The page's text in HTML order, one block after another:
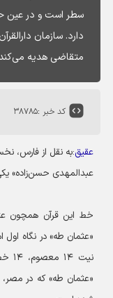
دارد. سازمان
متقاضی هدیه می‌کند.
کد خبر :۳۸۷۸۵
عقیق:به نقل از فارس،
عبدالمهدی حسن‌زاده»
خط این قرآن همچون
«عثمان طه» در نگاه اول
نیت